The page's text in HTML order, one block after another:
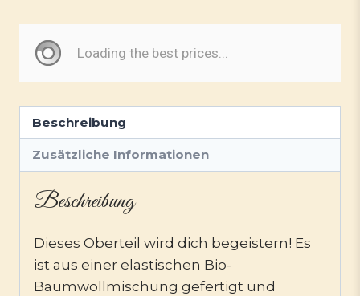
Beschreibung
Zusätzliche Informationen
Beschreibung
Dieses Oberteil wird dich begeistern! Es
ist aus einer elastischen Bio-
Baumwollmischung gefertigt und